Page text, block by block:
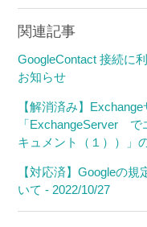
関連記事
GoogleContact 接続に
お知らせ
【解消済み】
「ExchangeServer で
キュメント（１））」
【対応済】Googleの
いて - 2022/10/27